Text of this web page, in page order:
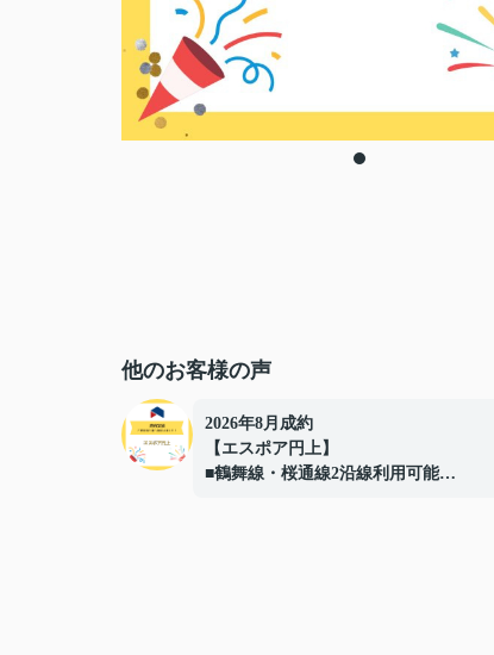
他のお客様の声
2026年8月成約
【エスポア円上】
■鶴舞線・桜通線2沿線利用可能